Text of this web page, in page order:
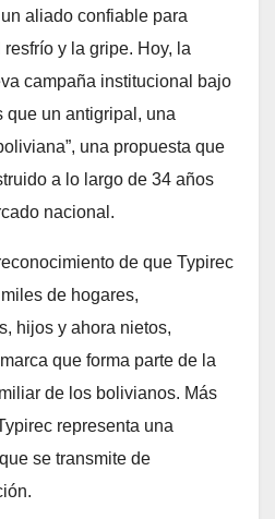
aliado confiable para
y la gripe. Hoy, la
campaña institucional bajo
que un antigripal, una
una propuesta que
a lo largo de 34 años
nacional.
de que Typirec
de hogares,
hijos y ahora nietos,
que forma parte de la
de los bolivianos. Más
representa una
se transmite de